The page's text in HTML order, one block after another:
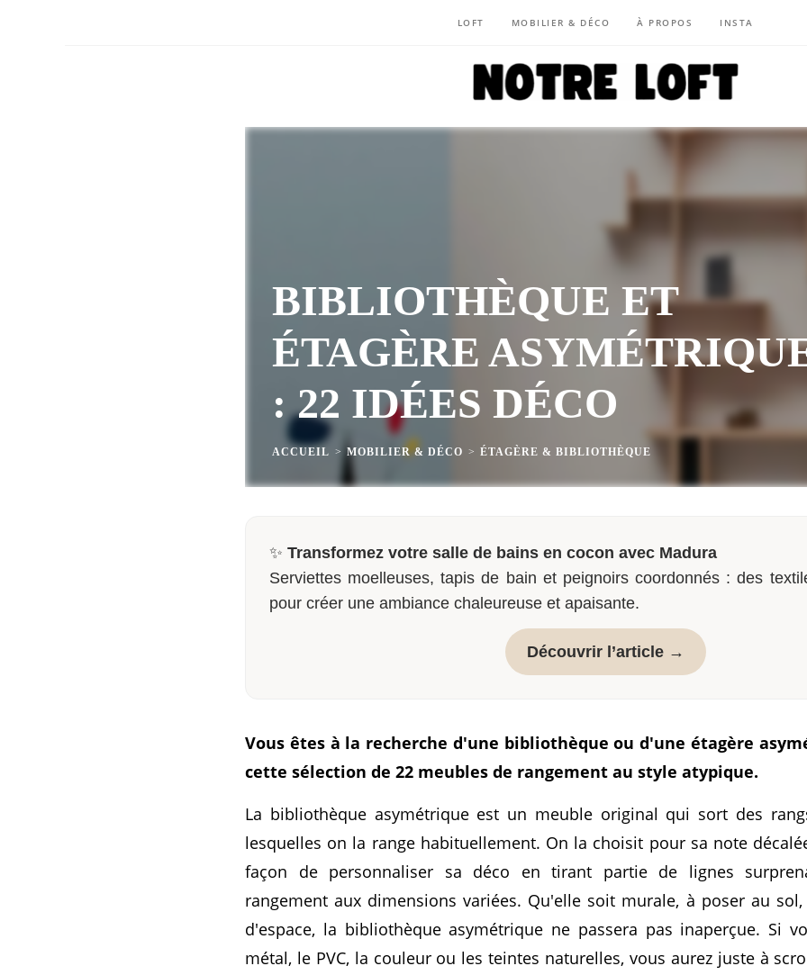
LOFT MOBILIER & DÉCO À PROPOS INSTA
BIBLIOTHÈQUE ET
ÉTAGÈRE
: 22 IDÉES DÉCO
ACCUEIL > MOBILIER & DÉCO > ÉTAGÈRE & BIBLIOTHÈQUE
✨ Transformez votre salle de bains en cocon avec Madura
Serviettes moelleuses, tapis de bain et peignoirs coordonnés : des
pour créer une ambiance chaleureuse et apaisante.
Découvrir l’article →
Vous êtes à la recherche d'une bibliothèque ou d'une étagère
cette sélection de 22 meubles de rangement au style atypique.
La bibliothèque asymétrique est un meuble original qui sort des
lesquelles on la range habituellement. On la choisit pour sa note
façon de personnaliser sa déco en tirant partie de lignes
rangement aux dimensions variées. Qu'elle soit murale, à poser au
d'espace, la bibliothèque asymétrique ne passera pas inaperçue. Si
métal, le PVC, la couleur ou les teintes naturelles, vous aurez juste à